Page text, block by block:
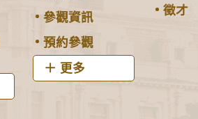
參觀資訊
預約參觀
更多
徵才